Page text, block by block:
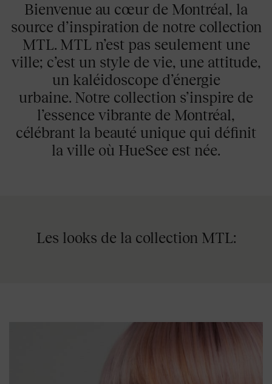
Bienvenue au cœur de Montréal, la
source d’inspiration de notre collection
MTL. MTL n’est pas seulement une
ville; c’est un style de vie, une attitude,
un kaléidoscope d’énergie
urbaine. Notre collection s’inspire de
l’essence vibrante de Montréal,
célébrant la beauté unique qui définit
la ville où HueSee est née.
Les looks de la collection MTL: